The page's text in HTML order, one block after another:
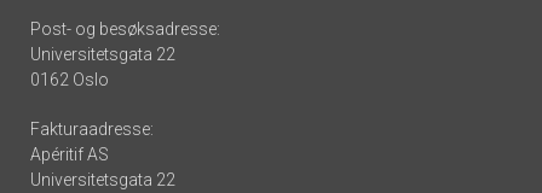
Post- og besøksadresse:
Universitetsgata 22
0162 Oslo
Fakturaadresse:
Apéritif AS
Universitetsgata 22